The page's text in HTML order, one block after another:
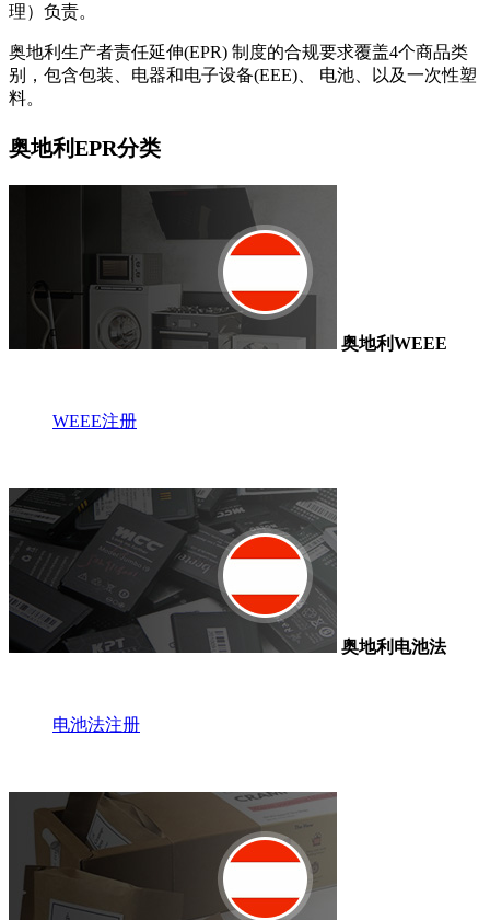
理）负责。
奥地利生产者责任延伸(EPR) 制度的合规要求覆盖4个商品类
别，包含包装、电器和电子设备(EEE)、 电池、以及一次性塑
料。
奥地利EPR分类
奥地利WEEE
WEEE注册
奥地利电池法
电池法注册